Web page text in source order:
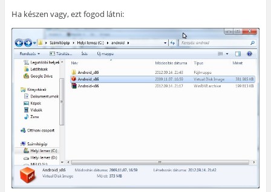
Ha készen vagy, ezt fogod látni: